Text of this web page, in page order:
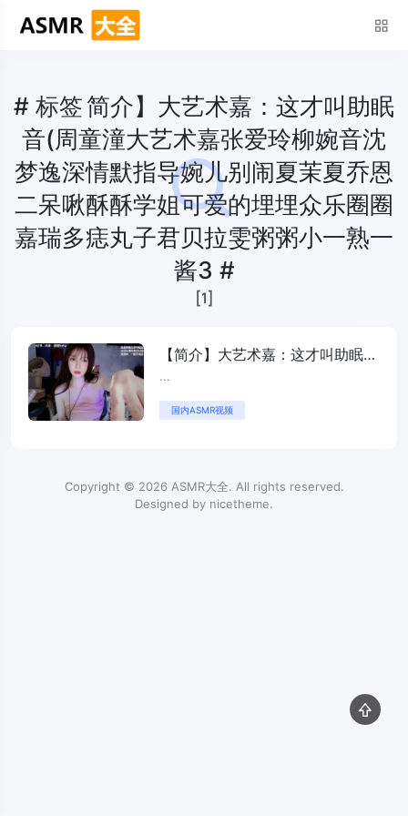
# 标签简介】大艺术嘉：这才叫助眠
音(周童潼大艺术嘉张爱玲柳婉音沈
梦逸深情默指导婉儿别闹夏茉夏乔恩
二呆啾酥酥学姐可爱的埋埋众乐圈圈
嘉瑞多痣丸子君贝拉雯粥粥小一熟一
酱3 #
[1]
【简介】大艺术嘉：这才叫助眠音
(周童潼大艺术嘉张爱玲柳婉音沈
恩二呆啾酥酥学姐可爱的埋埋众乐
...
国内ASMR视频
Copyright © 2026 ASMR大全. All rights reserved.
Designed by nicetheme.